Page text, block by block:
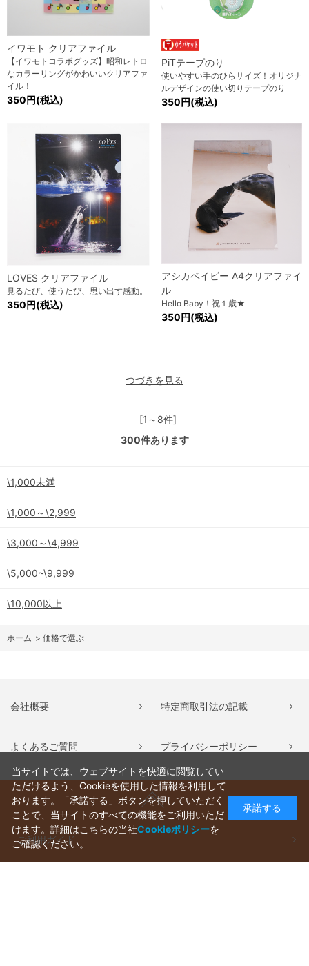
イワモト クリアファイル
【イワモトコラボグッズ】昭和レトロ
なカラーリングがかわいいクリアファ
イル！
350円(税込)
PiTテープのり
使いやすい手のひらサイズ！オリジナ
ルデザインの使い切りテープのり
350円(税込)
LOVES クリアファイル
見るたび、使うたび、思い出す感動。
350円(税込)
アシカベイビー A4クリアファイ
ル
Hello Baby！祝１歳★
350円(税込)
つづきを見る
[1～8件]
300件あります
\1,000未満
\1,000～\2,999
\3,000～\4,999
\5,000~\9,999
\10,000以上
ホーム > 価格で選ぶ
会社概要 特定商取引法の記載
よくあるご質問 プライバシーポリシー
ご利用ガイド
当サイトでは、ウェブサイトを快適に閲覧してい
ただけるよう、Cookieを使用した情報を利用して
おります。「承諾する」ボタンを押していただく
ことで、当サイトのすべての機能をご利用いただ
けます。詳細はこちらの当社Cookieポリシーを
ご確認ください。
承諾する